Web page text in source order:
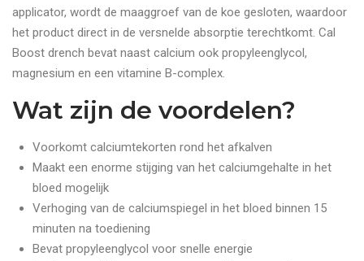
applicator, wordt de maaggroef van de koe gesloten, waardoor
het product direct in de versnelde absorptie terechtkomt. Cal
Boost drench bevat naast calcium ook propyleenglycol,
magnesium en een vitamine B-complex.
Wat zijn de voordelen?
Voorkomt calciumtekorten rond het afkalven
Maakt een enorme stijging van het calciumgehalte in het
bloed mogelijk
Verhoging van de calciumspiegel in het bloed binnen 15
minuten na toediening
Bevat propyleenglycol voor snelle energie